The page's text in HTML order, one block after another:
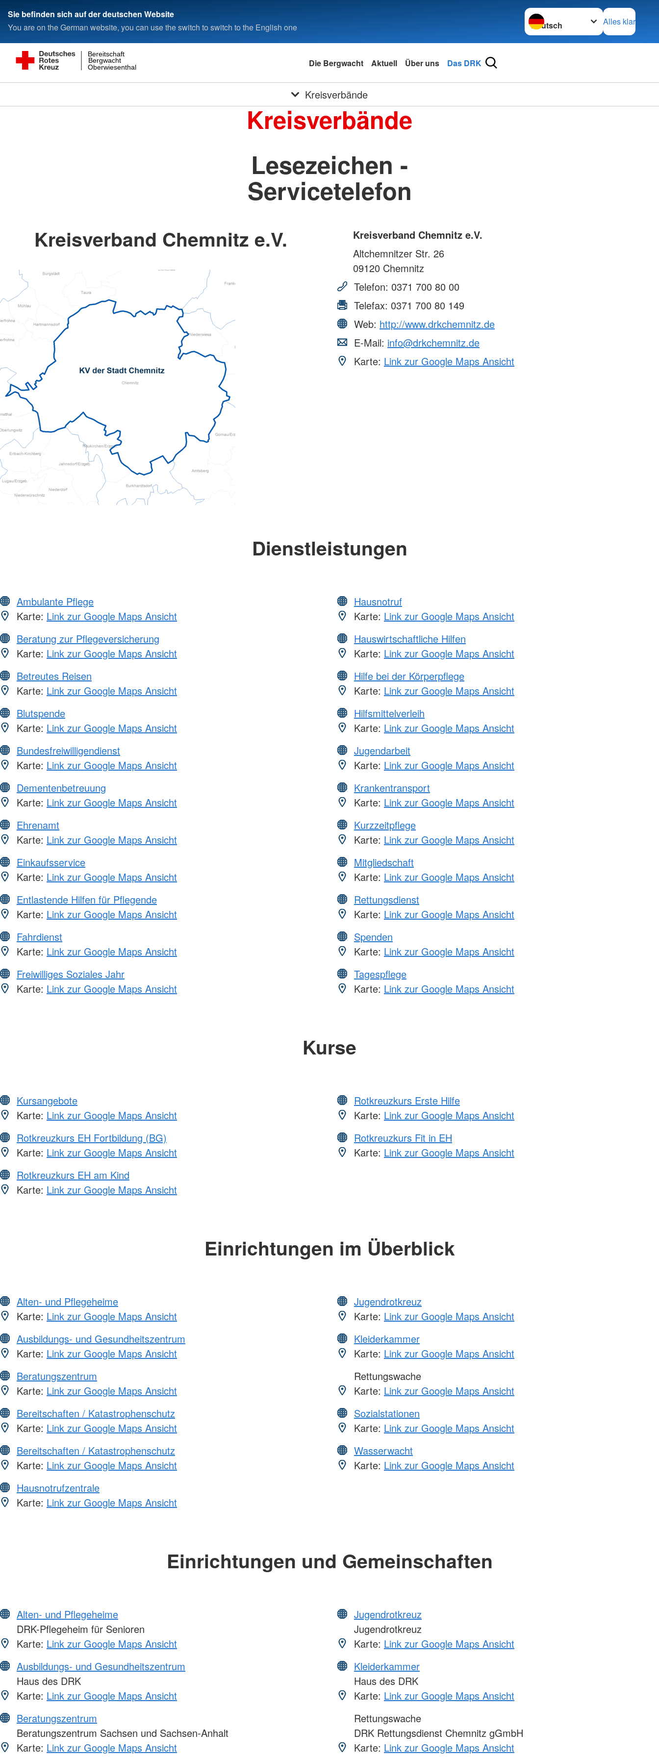
Sie befinden sich auf der deutschen Website
You are on the German website, you can use the switch to switch to the English one
Sprache wechseln zu
Alles klar
Oberwiesenthal
Bergwacht
Bereitschaft
Die Bergwacht Aktuell Über uns Das DRK
Kreisverbände
Kreisverbände
Lesezeichen -
Servicetelefon
Kreisverband Chemnitz e.V.
Kreisverband Chemnitz e.V.
Altchemnitzer Str. 26
09120 Chemnitz
Telefon: 0371 700 80 00
Telefax: 0371 700 80 149
Web: http://www.drkchemnitz.de
E-Mail: info@drkchemnitz.de
Karte: Link zur Google Maps Ansicht
Dienstleistungen
Ambulante Pflege
Karte: Link zur Google Maps Ansicht
Beratung zur Pflegeversicherung
Karte: Link zur Google Maps Ansicht
Betreutes Reisen
Karte: Link zur Google Maps Ansicht
Blutspende
Karte: Link zur Google Maps Ansicht
Bundesfreiwilligendienst
Karte: Link zur Google Maps Ansicht
Dementenbetreuung
Karte: Link zur Google Maps Ansicht
Ehrenamt
Karte: Link zur Google Maps Ansicht
Einkaufsservice
Karte: Link zur Google Maps Ansicht
Entlastende Hilfen für Pflegende
Karte: Link zur Google Maps Ansicht
Fahrdienst
Karte: Link zur Google Maps Ansicht
Freiwilliges Soziales Jahr
Karte: Link zur Google Maps Ansicht
Hausnotruf
Karte: Link zur Google Maps Ansicht
Hauswirtschaftliche Hilfen
Karte: Link zur Google Maps Ansicht
Hilfe bei der Körperpflege
Karte: Link zur Google Maps Ansicht
Hilfsmittelverleih
Karte: Link zur Google Maps Ansicht
Jugendarbeit
Karte: Link zur Google Maps Ansicht
Krankentransport
Karte: Link zur Google Maps Ansicht
Kurzzeitpflege
Karte: Link zur Google Maps Ansicht
Mitgliedschaft
Karte: Link zur Google Maps Ansicht
Rettungsdienst
Karte: Link zur Google Maps Ansicht
Spenden
Karte: Link zur Google Maps Ansicht
Tagespflege
Karte: Link zur Google Maps Ansicht
Kurse
Kursangebote
Karte: Link zur Google Maps Ansicht
Rotkreuzkurs EH Fortbildung (BG)
Karte: Link zur Google Maps Ansicht
Rotkreuzkurs EH am Kind
Karte: Link zur Google Maps Ansicht
Rotkreuzkurs Erste Hilfe
Karte: Link zur Google Maps Ansicht
Rotkreuzkurs Fit in EH
Karte: Link zur Google Maps Ansicht
Einrichtungen im Überblick
Alten- und Pflegeheime
Karte: Link zur Google Maps Ansicht
Ausbildungs- und Gesundheitszentrum
Karte: Link zur Google Maps Ansicht
Beratungszentrum
Karte: Link zur Google Maps Ansicht
Bereitschaften / Katastrophenschutz
Karte: Link zur Google Maps Ansicht
Bereitschaften / Katastrophenschutz
Karte: Link zur Google Maps Ansicht
Hausnotrufzentrale
Karte: Link zur Google Maps Ansicht
Jugendrotkreuz
Karte: Link zur Google Maps Ansicht
Kleiderkammer
Karte: Link zur Google Maps Ansicht
Rettungswache
Karte: Link zur Google Maps Ansicht
Sozialstationen
Karte: Link zur Google Maps Ansicht
Wasserwacht
Karte: Link zur Google Maps Ansicht
Einrichtungen und Gemeinschaften
Alten- und Pflegeheime
DRK-Pflegeheim für Senioren
Karte: Link zur Google Maps Ansicht
Ausbildungs- und Gesundheitszentrum
Haus des DRK
Karte: Link zur Google Maps Ansicht
Beratungszentrum
Beratungszentrum Sachsen und Sachsen-Anhalt
Karte: Link zur Google Maps Ansicht
Jugendrotkreuz
Jugendrotkreuz
Karte: Link zur Google Maps Ansicht
Kleiderkammer
Haus des DRK
Karte: Link zur Google Maps Ansicht
Rettungswache
DRK Rettungsdienst Chemnitz gGmbH
Karte: Link zur Google Maps Ansicht